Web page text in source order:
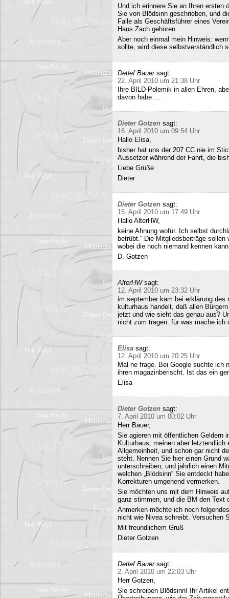
Und ich erinnere Sie an Ihren ersten
Sie von Blödsinn geschrieben, und
Falle als Geschäftsführer eines
Haus Zach gehören.
Aber noch einmal mein Hinweis:
sollte, wird diese selbstverständlich
Detlef Bauer sagt:
22. April 2010 um 21:38 Uhr
Ihre BILD-Polemik in allen Ehren,
davon habe….
Dieter Gotzen sagt:
16. April 2010 um 09:54 Uhr
Hallo Elisa,
bisher hat uns der 207 CC nie im
Aussetzer während der Fahrt, die
Liebe Grüße
Dieter
Dieter Gotzen sagt:
15. April 2010 um 17:49 Uhr
Hallo AlterHW,
keine Ahnung wofür. Ich selbst
betrübt.“ Die Mitgliedsbeiträge
wobei die noch niemand kennen
D. Gotzen
AlterHW sagt:
12. April 2010 um 23:32 Uhr
im september kam bei erklärung
kulturhaus handelt, daß allen
jetzt und wie sieht das genau aus?
nicht zum tragen. für was mache ich
Elisa sagt:
12. April 2010 um 20:25 Uhr
Mal ne frage. Bei Google suchte ich
ihren magazinberischt. Ist das ein
Elisa
Dieter Gotzen sagt:
7. April 2010 um 00:02 Uhr
Herr Bauer,
Sie agieren mit öffentlichen Geldern
Kulturhaus, meinen aber
Allgemeinheit, und schon gar nicht
steht. Nennen Sie hier einen Grund
unterschreiben, und jährlich einen
welchen „Blödsinn“ Sie entdeckt
Korrekturen umgehend vermerken.
Sie möchten uns mit dem Hinweis
ganz stimmen, und die BM den Text
Anmerken möchte ich noch
nicht wie Nivea schreibt. Versuchen
Mit freundlichem Gruß
Dieter Gotzen
Detlef Bauer sagt:
2. April 2010 um 22:03 Uhr
Herr Gotzen,
Sie schreiben Blödsinn! Ihr Artikel